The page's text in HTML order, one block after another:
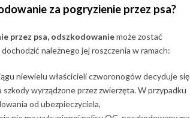
za pogryzienie przez psa?
przez psa, odszkodowaniemoże zostać
należnego jej roszczenia w ramach:
niewielu właścicieli czworonogów decyduje się
wyrządzone przez zwierzęta. W przypadku
od ubezpieczyciela,